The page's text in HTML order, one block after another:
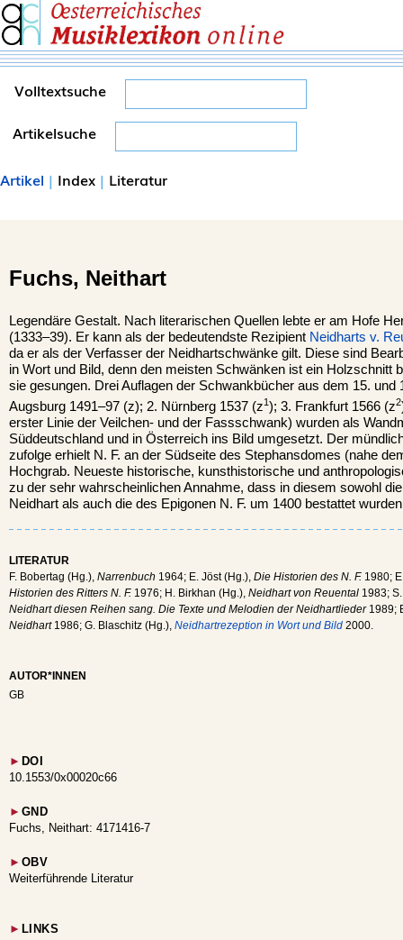
Volltextsuche
Artikelsuche
Artikel | Index | Literatur
Fuchs, Neithart
Legendäre Gestalt. Nach literarischen Quellen lebte er am Hofe
(1333–39). Er kann als der bedeutendste Rezipient Neidharts v.
da er als der Verfasser der Neidhartschwänke gilt. Diese sind
in Wort und Bild, denn den meisten Schwänken ist ein Holzschnitt
sie gesungen. Drei Auflagen der Schwankbücher aus dem 15. und
Augsburg 1491–97 (z); 2. Nürnberg 1537 (z1); 3. Frankfurt 1566 (z2
erster Linie der Veilchen- und der Fassschwank) wurden als
Süddeutschland und in Österreich ins Bild umgesetzt. Der
zufolge erhielt N. F. an der Südseite des Stephansdomes (nahe
Hochgrab. Neueste historische, kunsthistorische und
zu der sehr wahrscheinlichen Annahme, dass in diesem sowohl
Neidhart als auch die des Epigonen N. F. um 1400 bestattet
LITERATUR
F. Bobertag (Hg.), Narrenbuch 1964; E. Jöst (Hg.), Die Historien des N. F. 1980;
Historien des Ritters N. F. 1976; H. Birkhan (Hg.), Neidhart von Reuental 1983;
Neidhart diesen Reihen sang. Die Texte und Melodien der Neidhartlieder1989;
Neidhart1986; G. Blaschitz (Hg.), Neidhartrezeption in Wort und Bild 2000.
AUTOR*INNEN
GB
► DOI
10.1553/0x00020c66
► GND
Fuchs, Neithart: 4171416-7
► OBV
Weiterführende Literatur
► LINKS